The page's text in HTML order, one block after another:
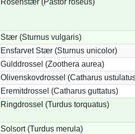
Stær (Sturnus vulgaris)
Ensfarvet Stær (Sturnus unicolor)
Gulddrossel (Zoothera aurea)
Olivenskovdrossel (Catharus
Eremitdrossel (Catharus guttatus)
Ringdrossel (Turdus torquatus)
Solsort (Turdus merula)